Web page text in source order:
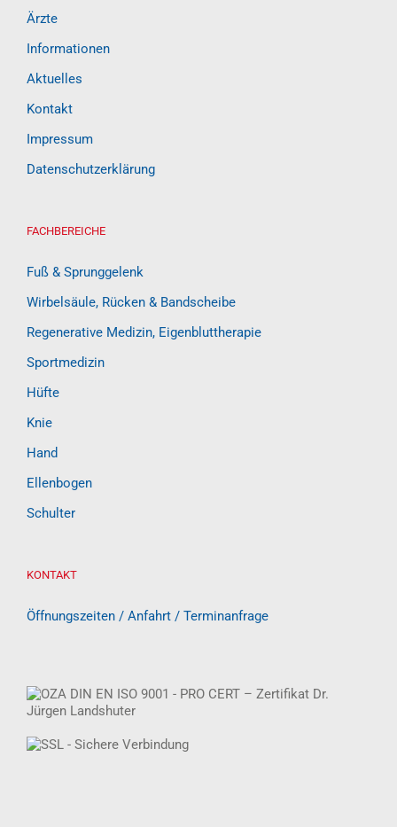
Ärzte
Informationen
Aktuelles
Kontakt
Impressum
Datenschutzerklärung
FACHBEREICHE
Fuß & Sprunggelenk
Wirbelsäule, Rücken & Bandscheibe
Regenerative Medizin, Eigenbluttherapie
Sportmedizin
Hüfte
Knie
Hand
Ellenbogen
Schulter
KONTAKT
Öffnungszeiten / Anfahrt / Terminanfrage